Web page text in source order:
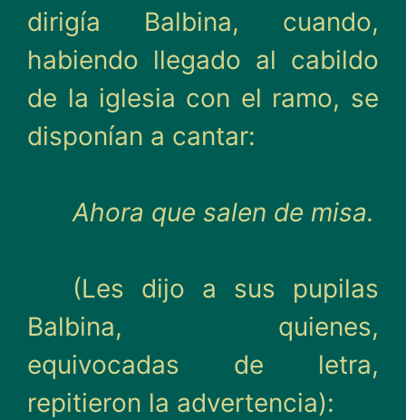
dirigía Balbina, cuando,
habiendo llegado al cabildo
de la iglesia con el ramo, se
disponían a cantar:
Ahora que salen de misa.
(Les dijo a sus pupilas
Bal­bina, quienes,
equivocadas de letra,
repitieron la advertencia):